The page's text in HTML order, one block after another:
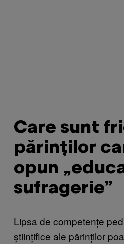
Care sunt
părinților
opun
sufragerie”
Lipsa de competențe
științifice ale părinților